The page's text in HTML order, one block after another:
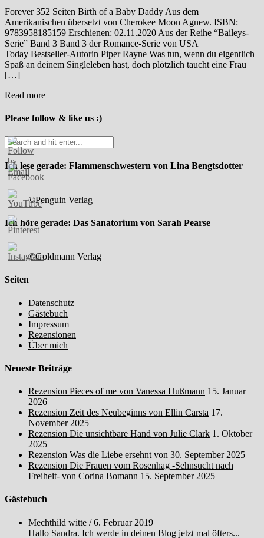
Forever 352 Seiten Birth of a Baby Daddy Aus dem
Amerikanischen übersetzt von Cherokee Moon Agnew. ISBN:
9783958185159 Erschienen: 02.11.2020 Aus der Reihe “Baileys-
Serie” Band 3 Band 3 der Romance-Serie von USA
Today Bestseller-Autorin Piper Rayne Was tun, wenn du eigentlich
Spaß an deinem Singleleben hast, doch plötzlich taucht eine Frau
[…]
Read more
Please follow & like us :)
Ich lese gerade: Flammenschwestern von Lina Bengtsdotter
©Penguin Verlag
Ich höre gerade: Das Sanatorium von Sarah Pearse
©Goldmann Verlag
Seiten
Datenschutz
Gästebuch
Impressum
Rezensionen
Über mich
Neueste Beiträge
Rezension Pieces of me von Vanessa Hußmann 15. Januar
2026
Rezension Zeit des Neubeginns von Ellin Carsta 17.
November 2025
Rezension Die unsichtbare Hand von Julie Clark 1. Oktober
2025
Rezension Was die Liebe ersehnt von 30. September 2025
Rezension Die Frauen vom Rosenhag -Sehnsucht nach
Freiheit- von Corina Bomann 15. September 2025
Gästebuch
Mechthild witte /6. Februar 2019
Hallo Sandra. Ich werde in deinen Blog jetzt mal öfters...